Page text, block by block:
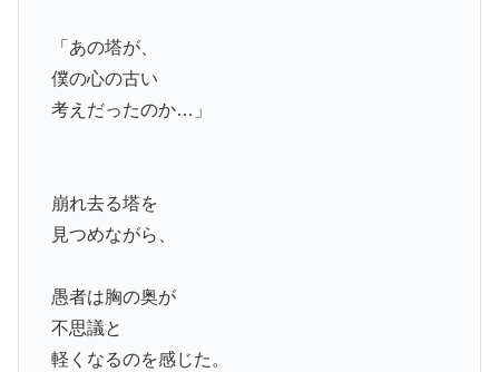
「あの塔が、
僕の心の古い
考えだったのか…」
崩れ去る塔を
見つめながら、
愚者は胸の奥が
不思議と
軽くなるのを感じた。